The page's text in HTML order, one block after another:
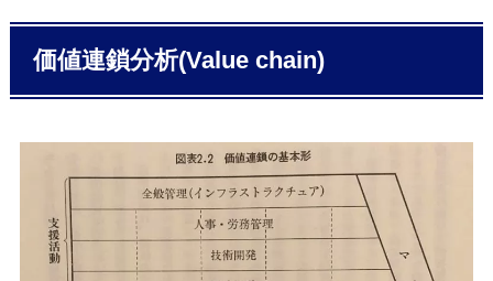
価値連鎖分析(Value chain)